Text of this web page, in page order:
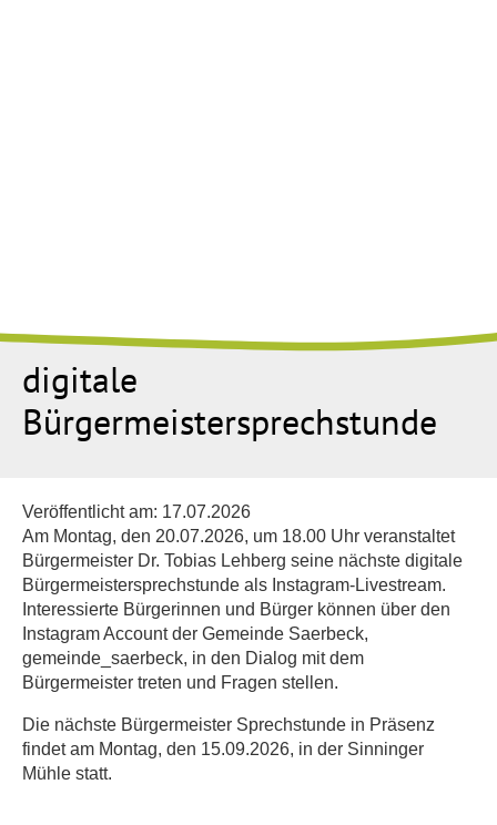
digitale
Bürgermeistersprechstunde
Veröffentlicht am: 17.07.2026
Am Montag, den 20.07.2026, um 18.00 Uhr veranstaltet
Bürgermeister Dr. Tobias Lehberg seine nächste digitale
Bürgermeistersprechstunde als Instagram-Livestream.
Interessierte Bürgerinnen und Bürger können über den
Instagram Account der Gemeinde Saerbeck,
gemeinde_saerbeck, in den Dialog mit dem
Bürgermeister treten und Fragen stellen.
Die nächste Bürgermeister Sprechstunde in Präsenz
findet am Montag, den 15.09.2026, in der Sinninger
Mühle statt.